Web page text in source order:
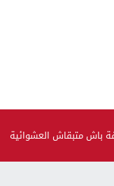
باش متبقاش العشوائية